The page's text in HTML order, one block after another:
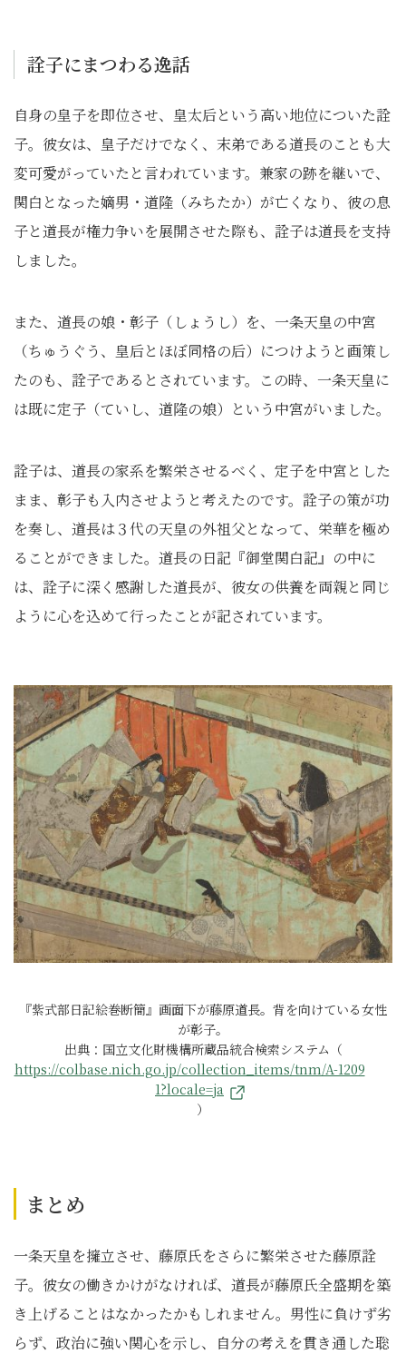
詮子にまつわる逸話
自身の皇子を即位させ、皇太后という高い地位についた詮
子。彼女は、皇子だけでなく、末弟である道長のことも大
変可愛がっていたと言われています。兼家の跡を継いで、
関白となった嫡男・道隆（みちたか）が亡くなり、彼の息
子と道長が権力争いを展開させた際も、詮子は道長を支持
しました。
また、道長の娘・彰子（しょうし）を、一条天皇の中宮
（ちゅうぐう、皇后とほぼ同格の后）につけようと画策し
たのも、詮子であるとされています。この時、一条天皇に
は既に定子（ていし、道隆の娘）という中宮がいました。
詮子は、道長の家系を繁栄させるべく、定子を中宮とした
まま、彰子も入内させようと考えたのです。詮子の策が功
を奏し、道長は３代の天皇の外祖父となって、栄華を極め
ることができました。道長の日記『御堂関白記』の中に
は、詮子に深く感謝した道長が、彼女の供養を両親と同じ
ように心を込めて行ったことが記されています。
『紫式部日記絵巻断簡』画面下が藤原道長。背を向けている女性
が彰子。
出典：国立文化財機構所蔵品統合検索システム（
https://colbase.nich.go.jp/collection_items/tnm/A-1209
1?locale=ja
）
まとめ
一条天皇を擁立させ、藤原氏をさらに繁栄させた藤原詮
子。彼女の働きかけがなければ、道長が藤原氏全盛期を築
き上げることはなかったかもしれません。男性に負けず劣
らず、政治に強い関心を示し、自分の考えを貫き通した聡